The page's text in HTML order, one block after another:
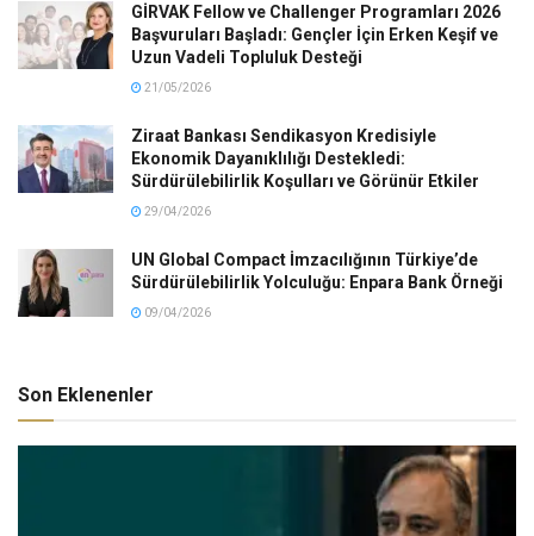
GİRVAK Fellow ve Challenger Programları 2026
Başvuruları Başladı: Gençler İçin Erken Keşif ve
Uzun Vadeli Topluluk Desteği
21/05/2026
Ziraat Bankası Sendikasyon Kredisiyle
Ekonomik Dayanıklılığı Destekledi:
Sürdürülebilirlik Koşulları ve Görünür Etkiler
29/04/2026
UN Global Compact İmzacılığının Türkiye’de
Sürdürülebilirlik Yolculuğu: Enpara Bank Örneği
09/04/2026
Son Eklenenler